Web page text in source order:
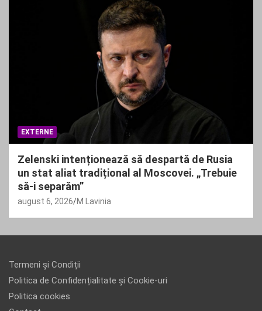
EXTERNE
Zelenski intenționează să despartă de Rusia
un stat aliat tradițional al Moscovei. „Trebuie
să-i separăm”
august 6, 2026 M Lavinia
Termeni și Condiții
Politica de Confidențialitate și Cookie-uri
Politica cookies